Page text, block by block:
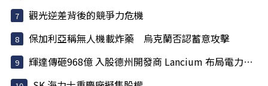
觀光逆差背後的競爭力危機
保加利亞稱無人機載炸藥 烏克蘭否認蓄意攻擊
輝達傳砸968億 入股德州開發商 Lancium 布局電力基建